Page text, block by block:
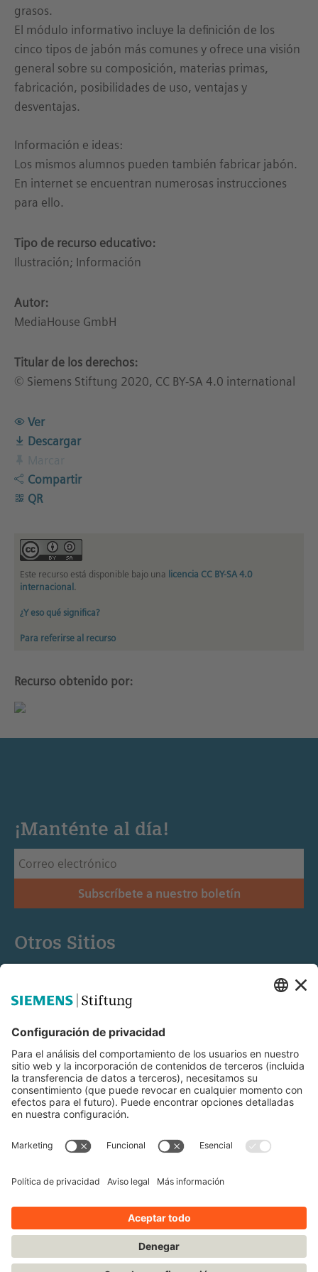
grasos.
El módulo informativo incluye la definición de los
cinco tipos de jabón más comunes y ofrece una visión
general sobre su composición, materias primas,
fabricación, posibilidades de uso, ventajas y
desventajas.
Información e ideas:
Los mismos alumnos pueden también fabricar jabón.
En internet se encuentran numerosas instrucciones
para ello.
Tipo de recurso educativo:
Ilustración; Información
Autor:
MediaHouse GmbH
Titular de los derechos:
© Siemens Stiftung 2020, CC BY-SA 4.0 international
Ver
Descargar
Compartir
QR
Este recurso está disponible bajo una licencia CC BY-SA 4.0
internacional .
¿Y eso qué significa?
Para referirse al recurso
Recurso obtenido por:
¡Manténte al día!
Subscríbete a nuestro boletín
Otros Sitios
Educación STEM
Mediaportal
© Siemens Stiftung 2025
Condiciones de uso